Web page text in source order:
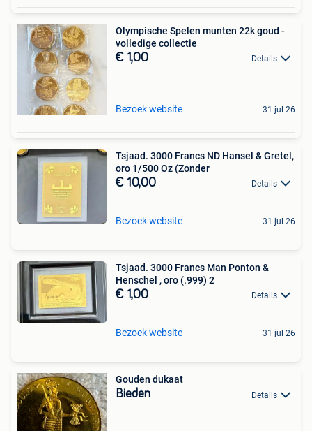
Olympische Spelen munten 22k goud -
volledige collectie
€ 1,00 Details
Bezoek website 31 jul 26
Tsjaad. 3000 Francs ND Hansel & Gretel,
oro 1/500 Oz (Zonder
€ 10,00 Details
Bezoek website 31 jul 26
Tsjaad. 3000 Francs Man Ponton &
Henschel , oro (.999) 2
€ 1,00 Details
Bezoek website 31 jul 26
Gouden dukaat
Bieden Details